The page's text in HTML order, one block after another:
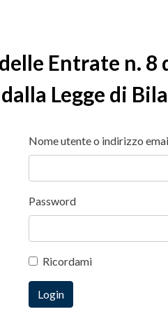
Entrate n.
Legge di
Nome utente o indirizzo
Password
Ricordami